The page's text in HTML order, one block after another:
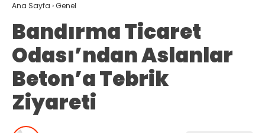
Ana Sayfa ›Genel
Bandırma Ticaret
Odası’ndan Aslanlar
Beton’a Tebrik
Ziyareti